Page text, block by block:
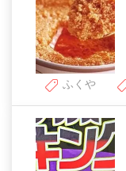
ふくや